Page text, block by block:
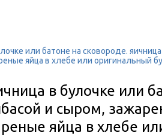
или батоне на сковороде.
яйца в хлебе или оригинальный
в булочке или
и сыром,
яйца в хлебе